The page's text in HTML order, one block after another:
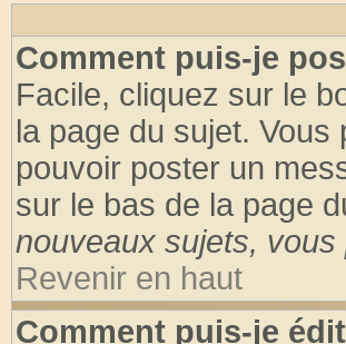
Comment puis-je
Facile, cliquez sur le
la page du sujet.
pouvoir poster un
sur le bas de la page
nouveaux sujets,
Revenir en haut
Comment puis-je